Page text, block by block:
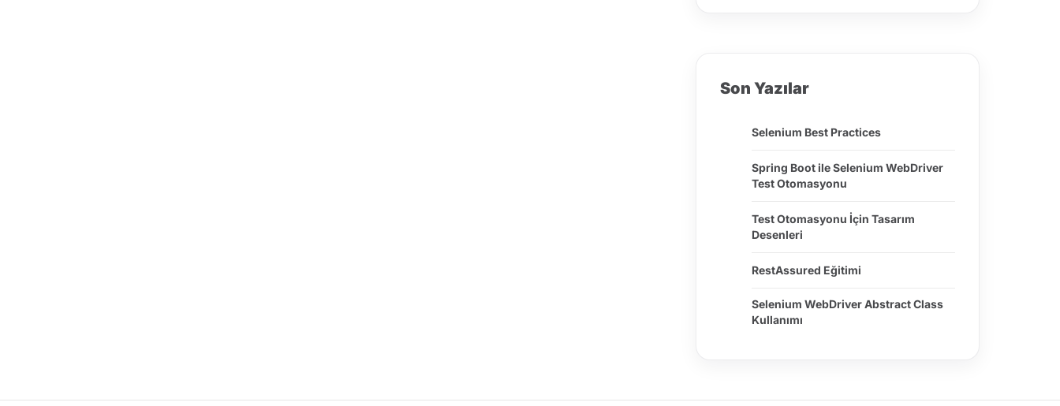
Son Yazılar
Selenium Best Practices
Spring Boot ile Selenium WebDriver
Test Otomasyonu
Test Otomasyonu İçin Tasarım
Desenleri
RestAssured Eğitimi
Selenium WebDriver Abstract Class
Kullanımı